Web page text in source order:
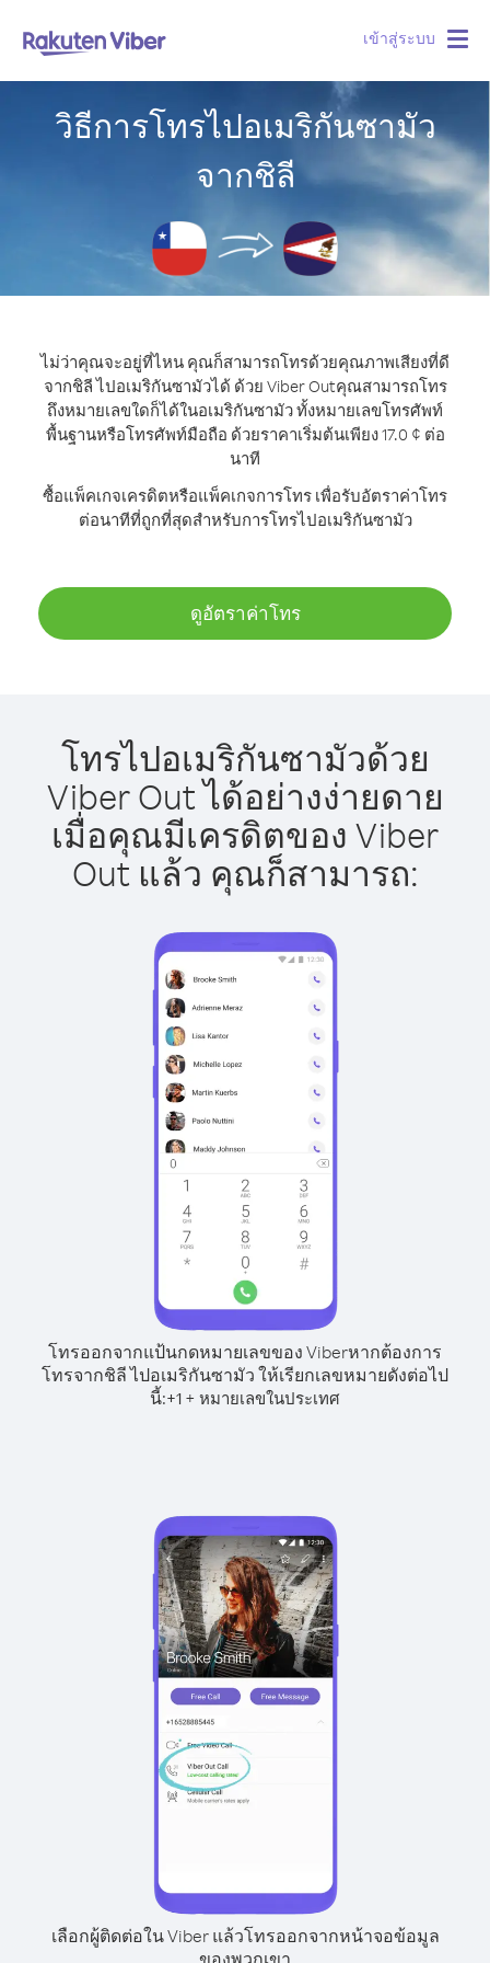
เข้าสู่ระบบ
วิธีการโทรไปอเมริกันซามัว
จากชิลี
ไม่ว่าคุณจะอยู่ที่ไหน คุณก็สามารถโทรด้วยคุณภาพเสียงที่ดี
จากชิลี ไปอเมริกันซามัวได้ ด้วย Viber Outคุณสามารถโทร
ถึงหมายเลขใดก็ได้ในอเมริกันซามัว ทั้งหมายเลขโทรศัพท์
พื้นฐานหรือโทรศัพท์มือถือ ด้วยราคาเริ่มต้นเพียง 17.0 ¢ ต่อ
นาที
ซื้อแพ็คเกจเครดิตหรือแพ็คเกจการโทร เพื่อรับอัตราค่าโทร
ต่อนาทีที่ถูกที่สุดสำหรับการโทรไปอเมริกันซามัว
ดูอัตราค่าโทร
โทรไปอเมริกันซามัวด้วย
Viber Out ได้อย่างง่ายดาย
เมื่อคุณมีเครดิตของ Viber
Out แล้ว คุณก็สามารถ:
โทรออกจากแป้นกดหมายเลขของ Viberหากต้องการ
โทรจากชิลี ไปอเมริกันซามัว ให้เรียกเลขหมายดังต่อไป
นี้:+1 + หมายเลขในประเทศ
เลือกผู้ติดต่อใน Viber แล้วโทรออกจากหน้าจอข้อมูล
ของพวกเขา